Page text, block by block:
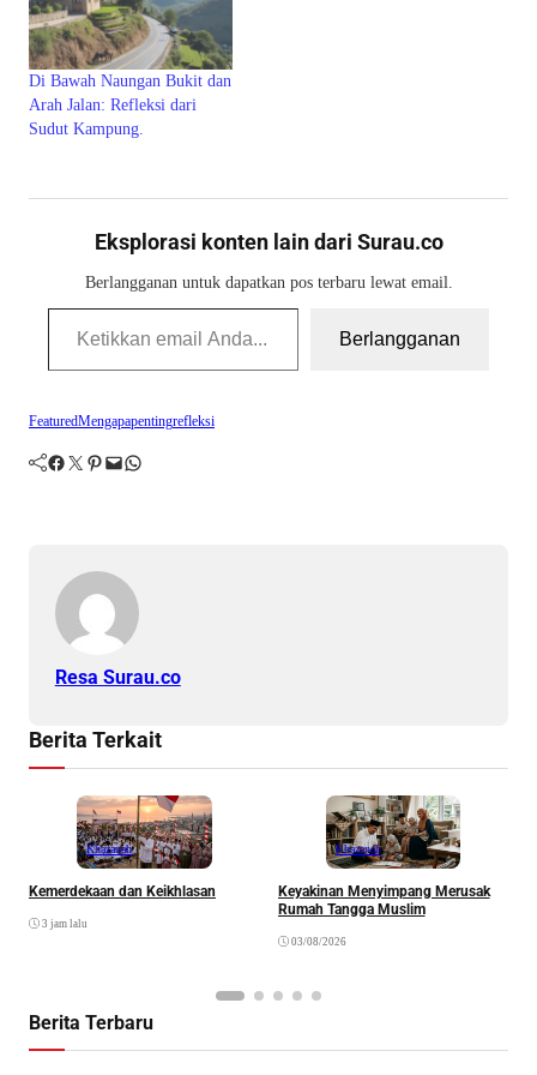
Di Bawah Naungan Bukit dan
Arah Jalan: Refleksi dari
Sudut Kampung.
Eksplorasi konten lain dari Surau.co
Berlangganan untuk dapatkan pos terbaru lewat email.
Ketikkan email Anda...
Berlangganan
FeaturedMengapapentingrefleksi
Facebook Twitter Pinterest Mail WhatsApp
Resa Surau.co
Berita Terkait
Khazanah
Kemerdekaan dan Keikhlasan
3 jam lalu
Khazanah
Keyakinan Menyimpang Merusak
Rumah Tangga Muslim
03/08/2026
Berita Terbaru